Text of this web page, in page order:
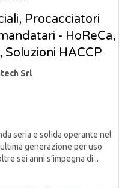
Procacciatori
- HoReCa,
Soluzioni HACCP
Srl
seria e solida operante nel
generazione per uso
sei anni s’impegna di...